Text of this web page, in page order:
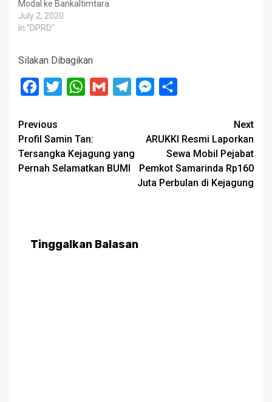
Modal ke Bankaltimtara
July 2, 2020
In "DPRD"
Silakan Dibagikan
Facebook
Twitter WhatsApp
Gmail TelegramMessenger
Post
navigation
Previous
Profil Samin Tan:
Tersangka Kejagung yang
Pernah Selamatkan BUMI
Next
ARUKKI Resmi Laporkan
Sewa Mobil Pejabat
Pemkot Samarinda Rp160
Juta Perbulan di Kejagung
Tinggalkan Balasan